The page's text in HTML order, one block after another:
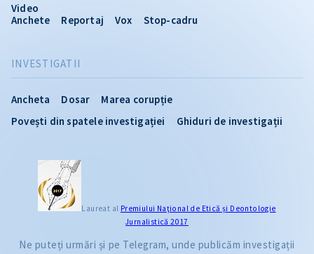
INVESTIGATII
Ancheta Dosar
Marea corupție
Povești din spatele investigației
Ghiduri de investigații
Video
Anchete
Reportaj Vox Stop-cadru
Laureat al Premiului Naţional de Etică și Deontologie
Jurnalistică 2017
Ne puteți urmări și pe Telegram, unde publicăm investigații